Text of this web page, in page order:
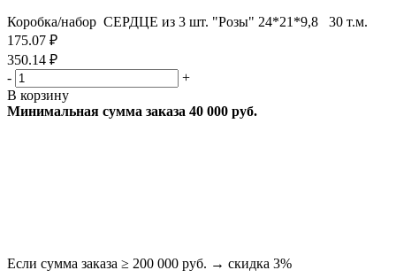
Коробка/набор СЕРДЦЕ из 3 шт. "Розы" 24*21*9,8 30 т.м.
175.07 ₽
350.14 ₽
-
+
В корзину
Минимальная сумма заказа 40 000 руб.
Если сумма заказа ≥ 200 000 руб. → скидка 3%